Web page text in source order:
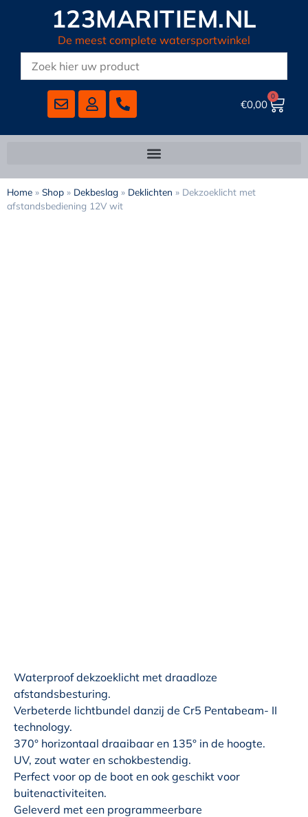
123MARITIEM.NL
De meest complete watersportwinkel
€0,00
0
Home » Shop » Dekbeslag » Deklichten » Dekzoeklicht met
afstandsbediening 12V wit
Waterproof dekzoeklicht met draadloze
afstandsbesturing.
Verbeterde lichtbundel danzij de Cr5 Pentabeam- II
technology.
370° horizontaal draaibaar en 135° in de hoogte.
UV, zout water en schokbestendig.
Perfect voor op de boot en ook geschikt voor
buitenactiviteiten.
Geleverd met een programmeerbare